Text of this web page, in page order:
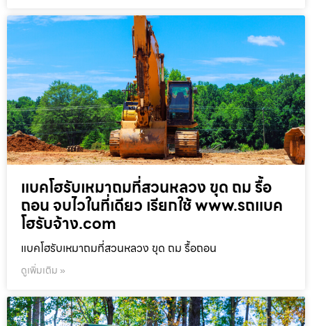
แบคโฮรับเหมาถมที่สวนหลวง ขุด ถม รื้อ
ถอน จบไวในที่เดียว เรียกใช้ www.รถแบค
โฮรับจ้าง.com
แบคโฮรับเหมาถมที่สวนหลวง ขุด ถม รื้อถอน
ดูเพิ่มเติม »